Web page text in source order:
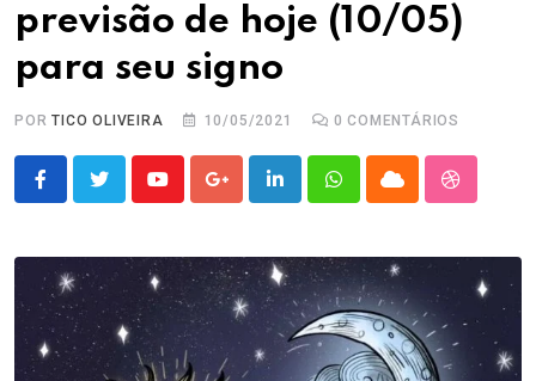
previsão de hoje (10/05)
para seu signo
PORTICO OLIVEIRA 10/05/2021 0 COMENTÁRIOS
YoutubeGoogle+LinkedInWhatsappCloud